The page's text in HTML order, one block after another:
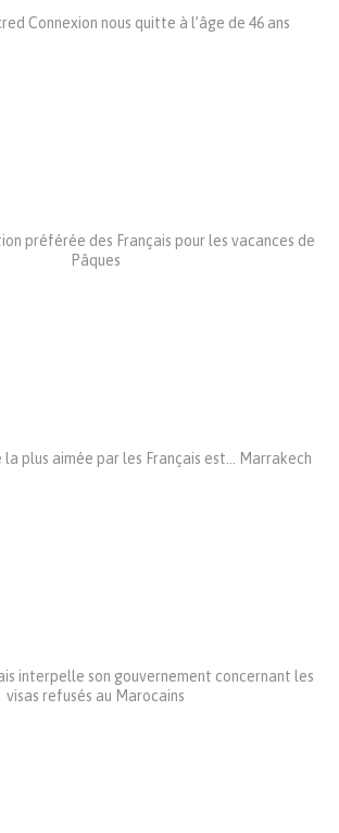
Connexion nous quitte à l’âge de 46 ans
préférée des Français pour les vacances de
Pâques
la plus aimée par les Français est… Marrakech
interpelle son gouvernement concernant les
visas refusés au Marocains